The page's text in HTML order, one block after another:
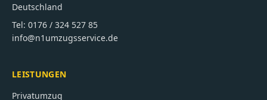
Deutschland
Tel: 0176 / 324 527 85
info@n1umzugsservice.de
LEISTUNGEN
Privatumzug